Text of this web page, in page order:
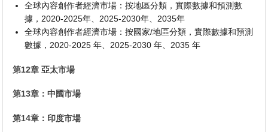
全球內容創作者經濟市場：按地區分類，實際數據和預測數
據，2020-2025年、2025-2030年、2035年
全球內容創作者經濟市場：按國家/地區分類，實際數據和預測
數據，2020-2025 年、2025-2030 年、2035 年
第12章 亞太市場
第13章：中國市場
第14章：印度市場